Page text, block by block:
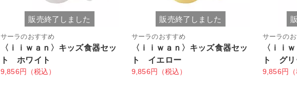
販売終了しました
サーラのおすすめ
〈ｉｉｗａｎ〉キッズ食器セッ
ト ホワイト
9,856円（税込）
販売終了しました
サーラのおすすめ
〈ｉｉｗａｎ〉キッズ食器セッ
ト イエロー
9,856円（税込）
サーラの
〈ｉｉ
ト グリ
9,856円（